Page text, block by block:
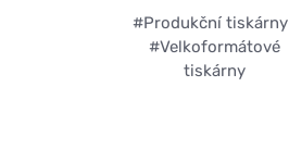
#Produkční tiskárny
#Velkoformátové
tiskárny